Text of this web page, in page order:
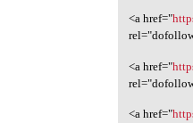
<a href="
<a href="
<a href="